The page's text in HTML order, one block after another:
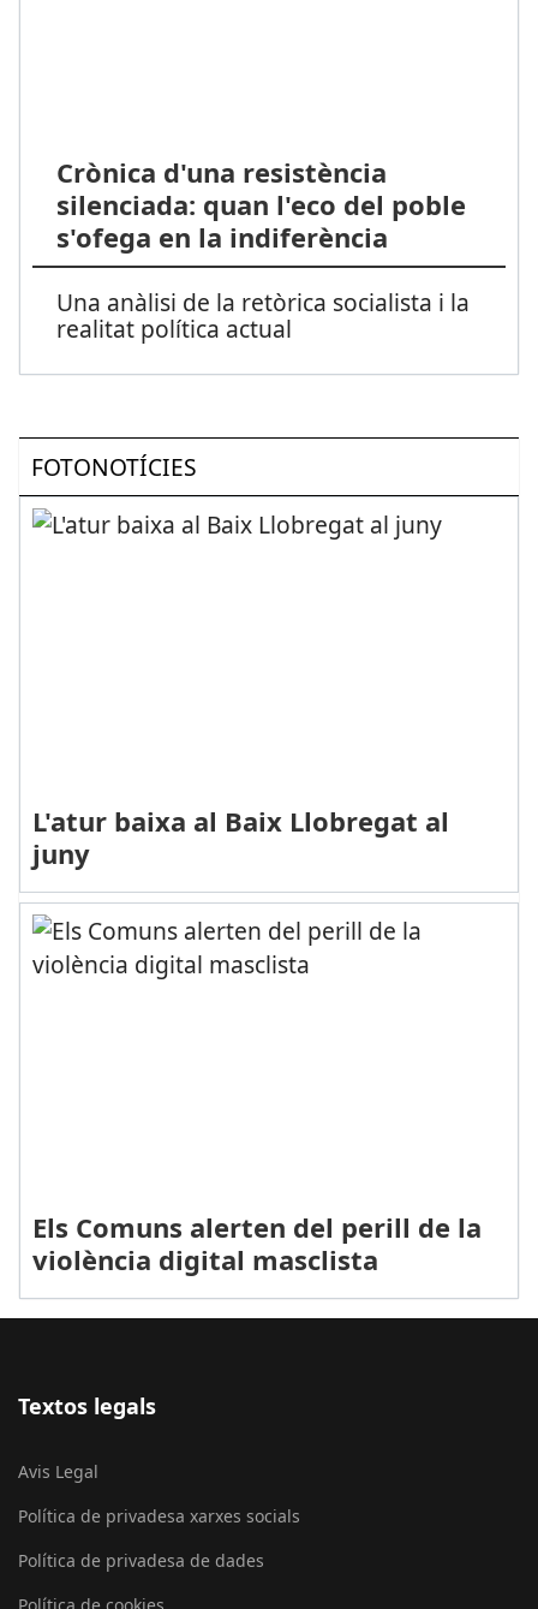
Crònica d'una resistència
silenciada: quan l'eco del poble
s'ofega en la indiferència
Una anàlisi de la retòrica socialista i la
realitat política actual
FOTONOTÍCIES
L'atur baixa al Baix Llobregat al
juny
Els Comuns alerten del perill de la
violència digital masclista
Textos legals
Avis Legal
Política de privadesa xarxes socials
Política de privadesa de dades